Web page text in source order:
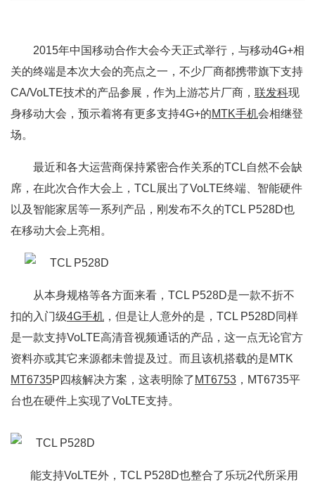
2015年中国移动合作大会今天正式举行，与移动4G+相
关的终端是本次大会的亮点之一，不少厂商都携带旗下支持
CA/VoLTE技术的产品参展，作为上游芯片厂商， 联发科现
身移动大会，预示着将有更多支持4G+的MTK手机会相继登
场。
最近和各大运营商保持紧密合作关系的TCL自然不会缺
席，在此次合作大会上，TCL展出了VoLTE终端、智能硬件
以及智能家居等一系列产品，刚发布不久的TCL P528D也
在移动大会上亮相。
从本身规格等各方面来看，TCL P528D是一款不折不
扣的入门级4G手机 ，但是让人意外的是，TCL P528D同样
是一款支持VoLTE高清音视频通话的产品，这一点无论官方
资料亦或其它来源都未曾提及过。而且该机搭载的是MTK
MT6735P四核解决方案，这表明除了 MT6753 ，MT6735平
台也在硬件上实现了VoLTE支持。
能支持VoLTE外，TCL P528D也整合了乐玩2代所采用